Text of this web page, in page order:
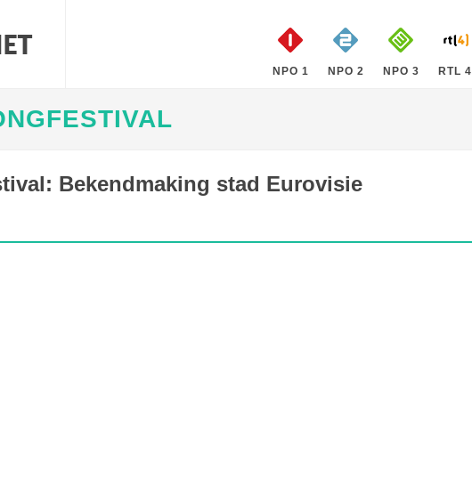
NPO 1 NPO 2 NPO 3 RTL 4
Bekendmaking stad Eurovisie